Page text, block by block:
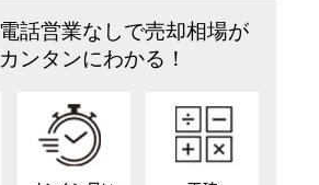
電話営業なしで売却相場が
カンタンにわかる！